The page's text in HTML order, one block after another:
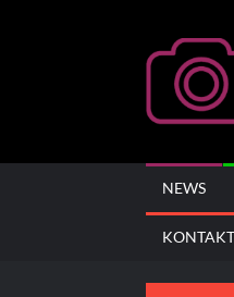
NEWS
KONTAKT